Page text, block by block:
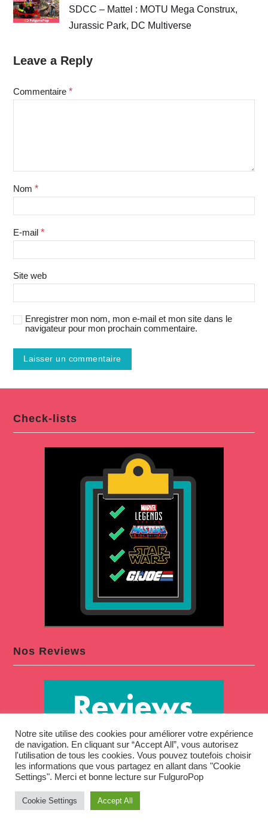
SDCC – Mattel : MOTU Mega Construx,
Jurassic Park, DC Multiverse
Leave a Reply
Commentaire *
Nom *
E-mail *
Site web
Enregistrer mon nom, mon e-mail et mon site dans le
navigateur pour mon prochain commentaire.
Check-lists
Nos Reviews
Notre site utilise des cookies pour améliorer votre expérience
de navigation. En cliquant sur “Accept All”, vous autorisez
l'utilisation de tous les cookies. Vous pouvez toutefois choisir
les informations que vous partagez en allant dans "Cookie
Settings". Merci et bonne lecture sur FulguroPop
Cookie Settings Accept All